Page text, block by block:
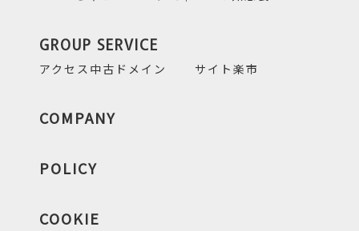
GROUP SERVICE
アクセス中古ドメイン サイト楽市
COMPANY
POLICY
COOKIE